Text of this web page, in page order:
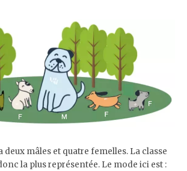
deux mâles et quatre femelles. La classe
la plus représentée. Le mode ici est :